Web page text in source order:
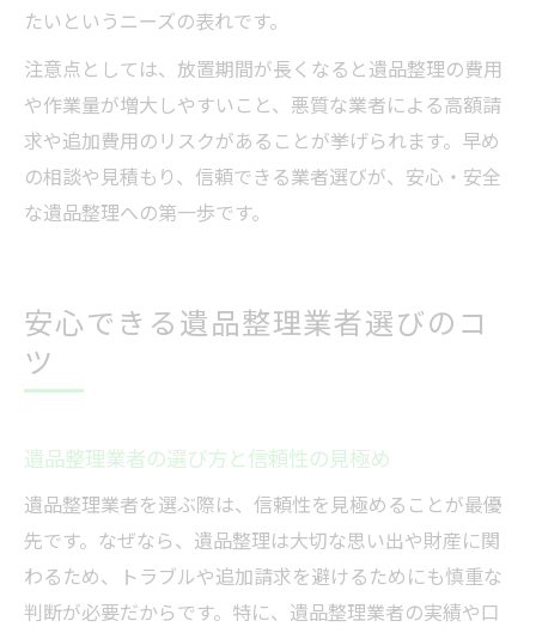
たいというニーズの表れです。
注意点としては、放置期間が長くなると遺品整理の費用
や作業量が増大しやすいこと、悪質な業者による高額請
求や追加費用のリスクがあることが挙げられます。早め
の相談や見積もり、信頼できる業者選びが、安心・安全
な遺品整理への第一歩です。
安心できる遺品整理業者選びのコ
ツ
遺品整理業者の選び方と信頼性の見極め
遺品整理業者を選ぶ際は、信頼性を見極めることが最優
先です。なぜなら、遺品整理は大切な思い出や財産に関
わるため、トラブルや追加請求を避けるためにも慎重な
判断が必要だからです。特に、遺品整理業者の実績や口